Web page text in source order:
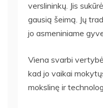
verslininkų. Jis
gausią šeimą. Jų
jo asmeniniame
Viena svarbi
kad jo vaikai
mokslinę ir